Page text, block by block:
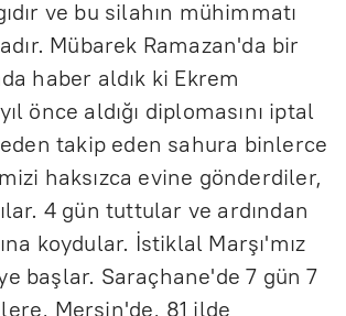
ve bu silahın mühimmatı
Mübarek Ramazan'da bir
haber aldık ki Ekrem
önce aldığı diplomasını iptal
takip eden sahura binlerce
haksızca evine gönderdiler,
4 gün tuttular ve ardından
koydular. İstiklal Marşı'mız
başlar. Saraçhane'de 7 gün 7
Mersin'de, 81 ilde